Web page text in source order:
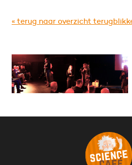
« terug naar overzicht